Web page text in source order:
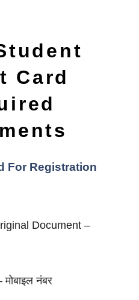
Card
For Registration
Document –
नंबर